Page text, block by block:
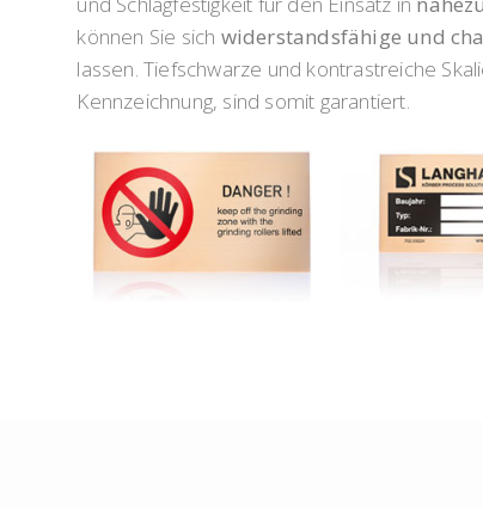
können Sie sich widerstandsfähige und
lassen. Tiefschwarze und kontrastreiche
Kennzeichnung, sind somit garantiert.